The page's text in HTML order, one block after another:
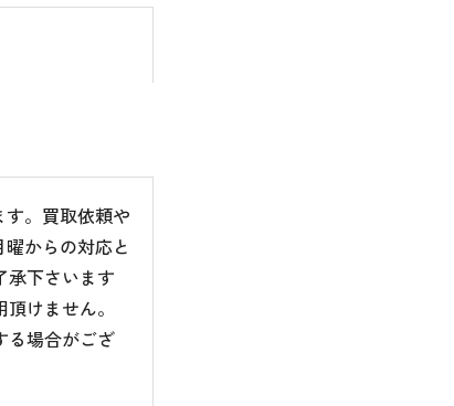
。買取依頼や
からの対応と
承下さいます
けません。
る場合がござ